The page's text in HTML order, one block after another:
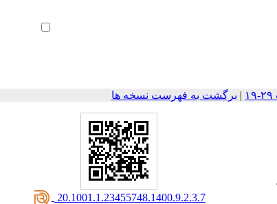
| برگشت به فهرست نسخه ها
‎ 20.1001.1.23455748.1400.9.2.3.7